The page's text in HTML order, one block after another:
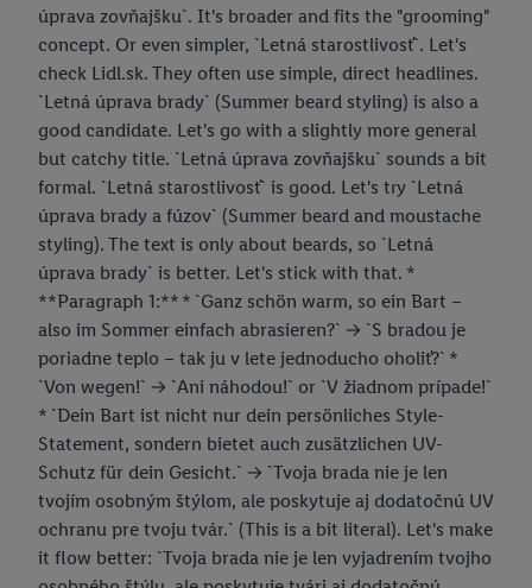
úprava zovňajšku`. It's broader and fits the "grooming"
concept. Or even simpler, `Letná starostlivosť`. Let's
check Lidl.sk. They often use simple, direct headlines.
`Letná úprava brady` (Summer beard styling) is also a
good candidate. Let's go with a slightly more general
but catchy title. `Letná úprava zovňajšku` sounds a bit
formal. `Letná starostlivosť` is good. Let's try `Letná
úprava brady a fúzov` (Summer beard and moustache
styling). The text is only about beards, so `Letná
úprava brady` is better. Let's stick with that. *
**Paragraph 1:** * `Ganz schön warm, so ein Bart –
also im Sommer einfach abrasieren?` -> `S bradou je
poriadne teplo – tak ju v lete jednoducho oholiť?` *
`Von wegen!` -> `Ani náhodou!` or `V žiadnom prípade!`
* `Dein Bart ist nicht nur dein persönliches Style-
Statement, sondern bietet auch zusätzlichen UV-
Schutz für dein Gesicht.` -> `Tvoja brada nie je len
tvojím osobným štýlom, ale poskytuje aj dodatočnú UV
ochranu pre tvoju tvár.` (This is a bit literal). Let's make
it flow better: `Tvoja brada nie je len vyjadrením tvojho